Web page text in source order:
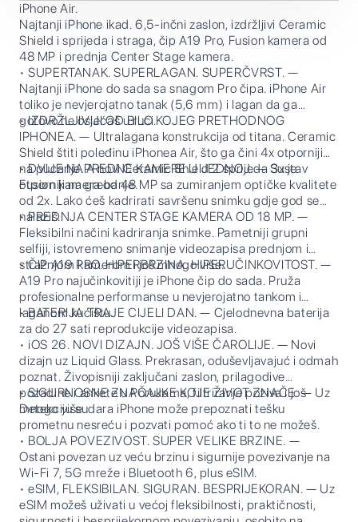
iPhone Air.
Najtanji iPhone ikad. 6,5-inčni zaslon, izdržljivi Ceramic
Shield i sprijeda i straga, čip A19 Pro, Fusion kamera od
48 MP i prednja Center Stage kamera.
• SUPERTANAK. SUPERLAGAN. SUPERČVRST. —
Najtanji iPhone do sada sa snagom Pro čipa. iPhone Air
toliko je nevjerojatno tanak (5,6 mm) i lagan da ga
gotovo ne osjećaš u ruci.
• IZDRŽLJIVIJI OD BILO KOJEG PRETHODNOG
IPHONEA. — Ultralagana konstrukcija od titana. Ceramic
Shield štiti poleđinu iPhonea Air, što ga čini 4x otpornijim
na pucanje. A novi Ceramic Shield 2 sprijeda 3x je
otporniji na grebanje.
• DVIJE NAPREDNE KAMERE U JEDNOJ. — Sustav
Fusion kamera od 48 MP sa zumiranjem optičke kvalitete
od 2x. Lako ćeš kadrirati savršenu snimku gdje god se
nalaziš.
• PREDNJA CENTER STAGE KAMERA OD 18 MP. —
Fleksibilni načini kadriranja snimke. Pametniji grupni
selfiji, istovremeno snimanje videozapisa prednjom i
stražnjom kamerom i još mnogo više.
• ČIP A19 PRO. HIPERBRZINA. HIPERUČINKOVITOST. —
A19 Pro najučinkovitiji je iPhone čip do sada. Pruža
profesionalne performanse u nevjerojatno tankom i
laganom kućištu.
• BATERIJA TRAJE CIJELI DAN. — Cjelodnevna baterija
za do 27 sati reprodukcije videozapisa.
• iOS 26. NOVI DIZAJN. JOŠ VIŠE ČAROLIJE. — Novi
dizajn uz Liquid Glass. Prekrasan, oduševljavajuć i odmah
poznat. Živopisniji zaključani zaslon, prilagodive
pozadine i ankete u Porukama, filtriranje poziva i još
mnogo više.
• SIGURNOSNE ZNAČAJKE KOJE ŽIVOT ZNAČE. — Uz
Detekciju sudara iPhone može prepoznati tešku
prometnu nesreću i pozvati pomoć ako ti to ne možeš.
• BOLJA POVEZIVOST. SUPER VELIKE BRZINE. —
Ostani povezan uz veću brzinu i sigurnije povezivanje na
Wi-Fi 7, 5G mreže i Bluetooth 6, plus eSIM.
• eSIM, FLEKSIBILAN. SIGURAN. BESPRIJEKORAN. — Uz
eSIM možeš uživati u većoj fleksibilnosti, praktičnosti,